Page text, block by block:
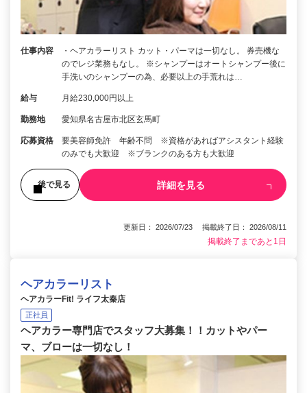
仕事内容
・ヘアカラーリスト カット・パーマは一切なし。 券売機な
のでレジ業務もなし。 ※シャンプーはオートシャンプー後に
手洗いのシャンプーの為、必要以上の手荒れは…
給与 月給230,000円以上
勤務地 愛知県名古屋市北区玄馬町
応募資格
要美容師免許 年齢不問 ※資格があればアシスタント経験
のみでも大歓迎 ※ブランクのある方も大歓迎
後で見る 詳細を見る
更新日： 2026/07/23 掲載終了日： 2026/08/11
掲載終了まであと1日
ヘアカラーリスト
ヘアカラーFit! ライフ太秦店
正社員
ヘアカラー専門店でスタッフ大募集！！カットやパー
マ、ブローは一切なし！